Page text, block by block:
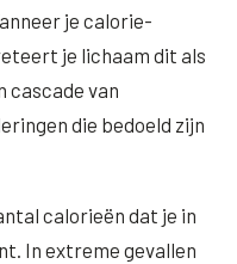
je calorie-
je lichaam dit als
cascade van
die bedoeld zijn
calorieën dat je in
In extreme gevallen